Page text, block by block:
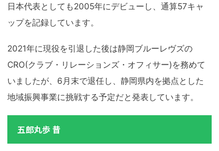
日本代表としても2005年にデビューし、通算57キャ
ップを記録しています。
2021年に現役を引退した後は静岡ブルーレヴズの
CRO(クラブ・リレーションズ・オフィサー)を務めて
いましたが、6月末で退任し、静岡県内を拠点とした
地域振興事業に挑戦する予定だと発表しています。
五郎丸歩 昔